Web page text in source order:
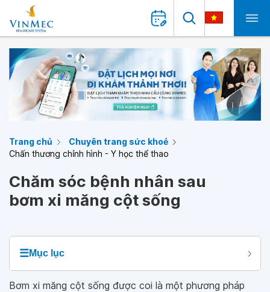
Trang chủ
Chuyên trang sức khoẻ
Chấn thương chỉnh hình - Y học thể thao
Chăm sóc bệnh nhân sau
bơm xi măng cột sống
☰Mục lục
Bơm xi măng cột sống được coi là một phương pháp